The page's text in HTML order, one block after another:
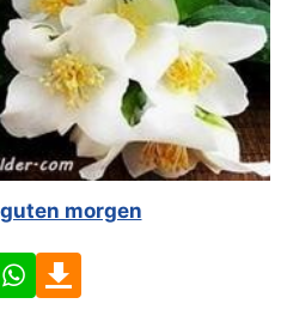
morgen
FacebookWhatsApp